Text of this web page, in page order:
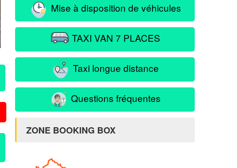
Mise à disposition de véhicules
TAXI VAN 7 PLACES
Taxi longue distance
Questions fréquentes
ZONE BOOKING BOX